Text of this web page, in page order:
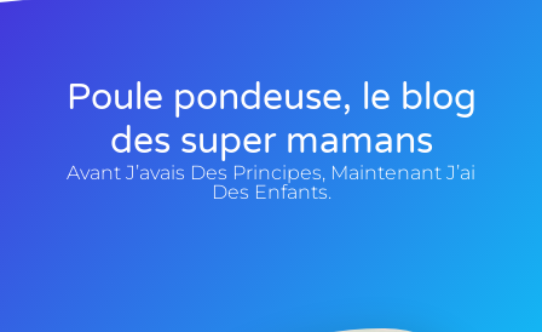
Poule pondeuse, le blog
des super mamans
Avant J’avais Des Principes, Maintenant J’ai
Des Enfants.